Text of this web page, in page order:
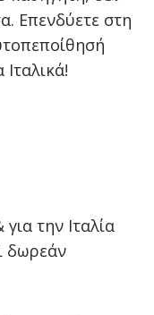
Επενδύετε στη
την Ιταλία
δωρεάν